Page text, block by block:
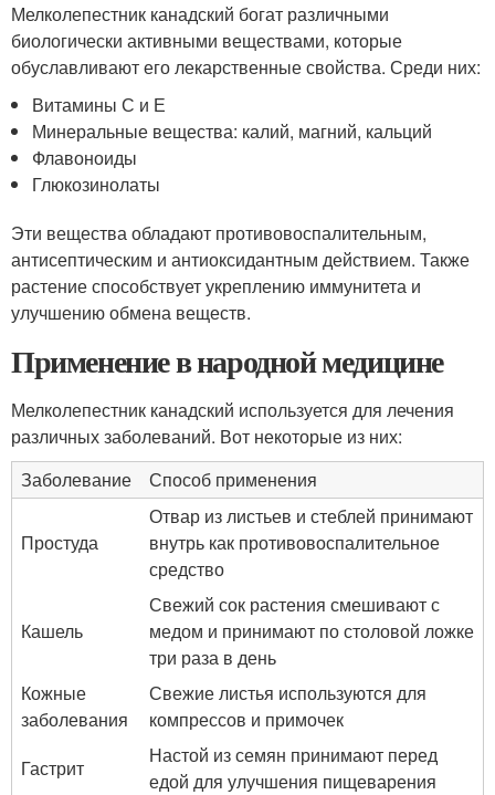
Мелколепестник канадский богат различными
биологически активными веществами, которые
обуславливают его лекарственные свойства. Среди них:
Витамины С и Е
Минеральные вещества: калий, магний, кальций
Флавоноиды
Глюкозинолаты
Эти вещества обладают противовоспалительным,
антисептическим и антиоксидантным действием. Также
растение способствует укреплению иммунитета и
улучшению обмена веществ.
Применение в народной медицине
Мелколепестник канадский используется для лечения
различных заболеваний. Вот некоторые из них:
Заболевание
Способ применения
Простуда
Отвар из листьев и стеблей принимают
внутрь как противовоспалительное
средство
Кашель
Свежий сок растения смешивают с
медом и принимают по столовой ложке
три раза в день
Кожные
заболевания
Свежие листья используются для
компрессов и примочек
Гастрит
Настой из семян принимают перед
едой для улучшения пищеварения